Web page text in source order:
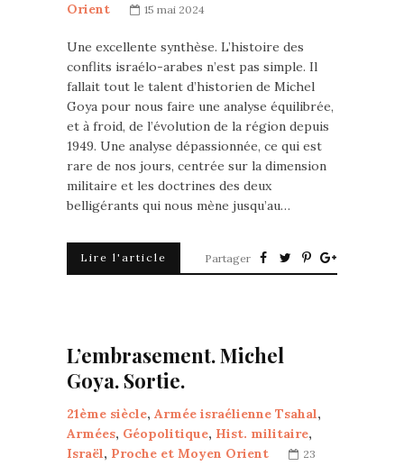
Orient
15 mai 2024
Une excellente synthèse. L’histoire des
conflits israélo-arabes n’est pas simple. Il
fallait tout le talent d’historien de Michel
Goya pour nous faire une analyse équilibrée,
et à froid, de l’évolution de la région depuis
1949. Une analyse dépassionnée, ce qui est
rare de nos jours, centrée sur la dimension
militaire et les doctrines des deux
belligérants qui nous mène jusqu’au…
Lire l'article Partager
L’embrasement. Michel
Goya. Sortie.
21ème siècle, Armée israélienne Tsahal,
Armées, Géopolitique, Hist. militaire,
Israël, Proche et Moyen Orient
23